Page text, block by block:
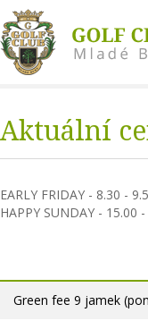
Aktuální
EARLY FRIDAY - 8.30 -
HAPPY SUNDAY -
Green fee 9 jamek